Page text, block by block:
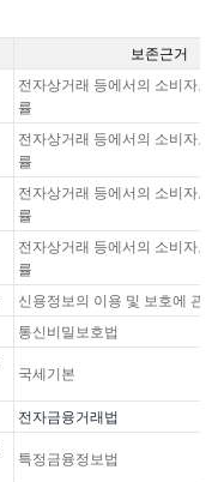
보존근거
전자상거래 등에서의 소비자보
률
전자상거래 등에서의 소비자보
률
전자상거래 등에서의 소비자보
률
전자상거래 등에서의 소비자보
률
신용정보의 이용 및 보호에 관한
통신비밀보호법
국세기본
전자금융거래법
특정금융정보법